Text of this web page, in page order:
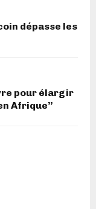
dépasse les
pour élargir
Afrique’’